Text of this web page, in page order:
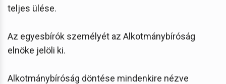
teljes ülése.
Az egyesbírók személyét az Alkotmánybíróság
elnöke jelöli ki.
Alkotmánybíróság döntése mindenkire nézve